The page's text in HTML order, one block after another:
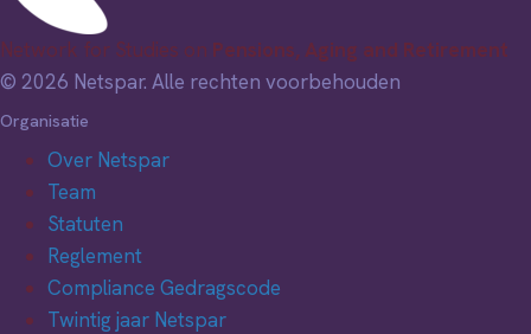
Network for Studies on Pensions, Aging and Retirement
© 2026 Netspar. Alle rechten voorbehouden
Organisatie
Over Netspar
Team
Statuten
Reglement
Compliance Gedragscode
Twintig jaar Netspar